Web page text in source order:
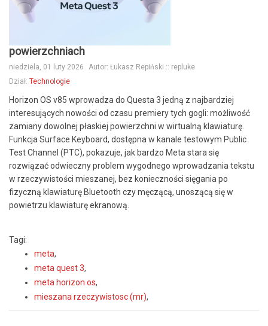
powierzchniach
niedziela, 01 luty 2026 Autor: Łukasz Repiński :: repluke
Dział: Technologie
Horizon OS v85 wprowadza do Questa 3 jedną z najbardziej
interesujących nowości od czasu premiery tych gogli: możliwość
zamiany dowolnej płaskiej powierzchni w wirtualną klawiaturę.
Funkcja Surface Keyboard, dostępna w kanale testowym Public
Test Channel (PTC), pokazuje, jak bardzo Meta stara się
rozwiązać odwieczny problem wygodnego wprowadzania tekstu
w rzeczywistości mieszanej, bez konieczności sięgania po
fizyczną klawiaturę Bluetooth czy męczącą, unoszącą się w
powietrzu klawiaturę ekranową.
Tagi:
meta,
meta quest 3,
meta horizon os,
mieszana rzeczywistosc (mr),